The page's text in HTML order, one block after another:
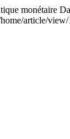
monétaire
article/view/